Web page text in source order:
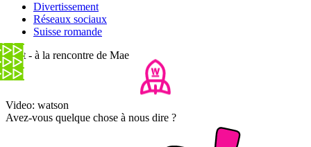
Divertissement
Réseaux sociaux
Suisse romande
Spot - à la rencontre de Mae
Video: watson
Avez-vous quelque chose à nous dire ?